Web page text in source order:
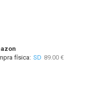
física: SD 89.00 €